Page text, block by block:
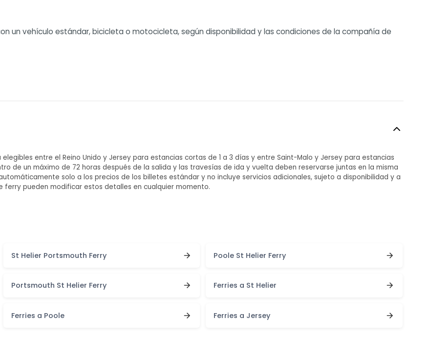
un vehículo estándar, bicicleta o motocicleta, según disponibilidad y las condiciones de la compañía de
entre el Reino Unido y Jersey para estancias cortas de 1 a 3 días y entre Saint-Malo y Jersey para estancias
de un máximo de 72 horas después de la salida y las travesías de ida y vuelta deben reservarse juntas en la misma
solo a los precios de los billetes estándar y no incluye servicios adicionales, sujeto a disponibilidad y a
ferry pueden modificar estos detalles en cualquier momento.
St Helier Portsmouth Ferry Poole St Helier Ferry
Portsmouth St Helier Ferry Ferries a St Helier
Ferries a Poole Ferries a Jersey